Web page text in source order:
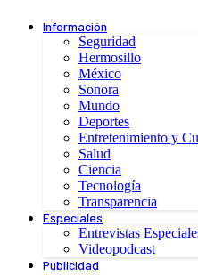
Información
Seguridad
Hermosillo
México
Sonora
Mundo
Deportes
Entretenimiento y
Salud
Ciencia
Tecnología
Transparencia
Especiales
Entrevistas
Videopodcast
Publicidad